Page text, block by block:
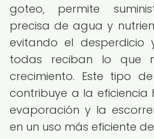
goteo, permite
precisa de agua y
evitando el desperdicio
todas reciban lo que
crecimiento. Este tipo
contribuye a la eficiencia
evaporación y la
en un uso más eficiente